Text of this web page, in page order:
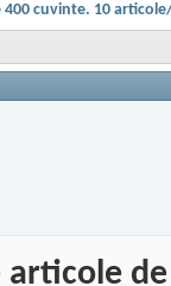
cuvinte. 10
articole